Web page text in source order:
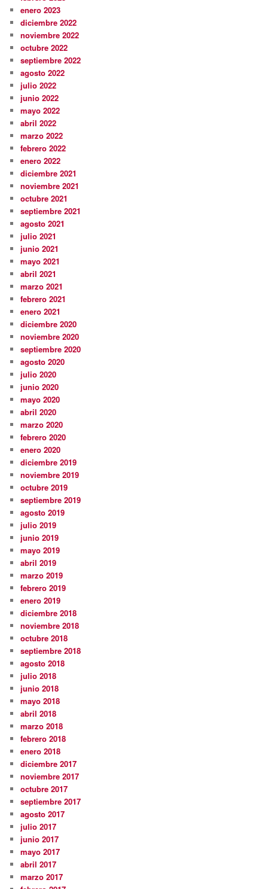
enero 2023
diciembre 2022
noviembre 2022
octubre 2022
septiembre 2022
agosto 2022
julio 2022
junio 2022
mayo 2022
abril 2022
marzo 2022
febrero 2022
enero 2022
diciembre 2021
noviembre 2021
octubre 2021
septiembre 2021
agosto 2021
julio 2021
junio 2021
mayo 2021
abril 2021
marzo 2021
febrero 2021
enero 2021
diciembre 2020
noviembre 2020
septiembre 2020
agosto 2020
julio 2020
junio 2020
mayo 2020
abril 2020
marzo 2020
febrero 2020
enero 2020
diciembre 2019
noviembre 2019
octubre 2019
septiembre 2019
agosto 2019
julio 2019
junio 2019
mayo 2019
abril 2019
marzo 2019
febrero 2019
enero 2019
diciembre 2018
noviembre 2018
octubre 2018
septiembre 2018
agosto 2018
julio 2018
junio 2018
mayo 2018
abril 2018
marzo 2018
febrero 2018
enero 2018
diciembre 2017
noviembre 2017
octubre 2017
septiembre 2017
agosto 2017
julio 2017
junio 2017
mayo 2017
abril 2017
marzo 2017